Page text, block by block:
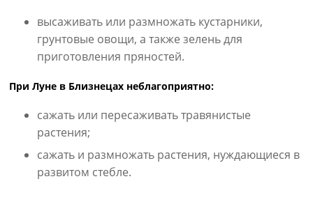
высаживать или размножать кустарники,
грунтовые овощи, а также зелень для
приготовления пряностей.
При Луне в Близнецах неблагоприятно:
сажать или пересаживать травянистые
растения;
сажать и размножать растения, нуждающиеся в
развитом стебле.